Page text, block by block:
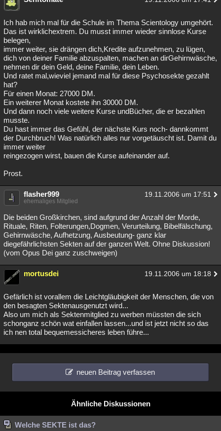
Ich hab mich mal für die Schule im Thema Scientology umgehört.
Das ist wirklichextrem. Du musst immer wieder sinnlose Kurse
belegen,
immer weiter, sie drängen dich,Kredite aufzunehmen, zu lügen,
dich von deiner Familie abzuspalten, machen an dirGehirnwäsche,
nehmen dir dein Geld, deine Familie, dein Leben.
Und ratet mal,wieviel jemand mal für diese Psychosekte gezahlt
hat?
Für einen Monat: 27000 DM.
Ein weiterer Monat kostete ihn 30000 DM.
Und dann noch viele weitere Kurse undBücher, die er bezahlen
musste.
Du hast immer das Gefühl, der nächste Kurs noch- dannkommt
der Durchbruch! Was natürlich alles nur vorgetäuscht ist. Damit du
immer weiter
reingezogen wirst, bauen die Kurse aufeinander auf.
Prost.
flasher999 19.11.2006 um 17:51
ehemaliges Mitglied
Die beiden Großkirchen, sind aufgrund der Anzahl der Morde,
Rituale, Riten, Folterungen,Dogmen, Verurteilung, Bibelfälschung,
Gehirnwäsche, Aufhetzung, Ausbeutung- ganz klar
diegefährlichsten Sekten auf der ganzen Welt. Ohne Diskussion!
(vom Opus Dei ganz zuschweigen)
mortusdei 19.11.2006 um 18:18
Gefärlich ist vorallem die Leichtgläubigkeit der Menschen, die von
den besagten Sektenausgenutzt wird...
Also um mich als Sektenmitglied zu werben müssten die sich
schonganz schön wat einfallen lassen...und ist jetzt nicht so das
ich nen total bequemessicheres leben führe...
neuen Beitrag verfassen
Ähnliche Diskussionen
Welche SEKTE ist das?